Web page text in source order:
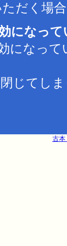
だく場
になっ
になっ
じてし
古本